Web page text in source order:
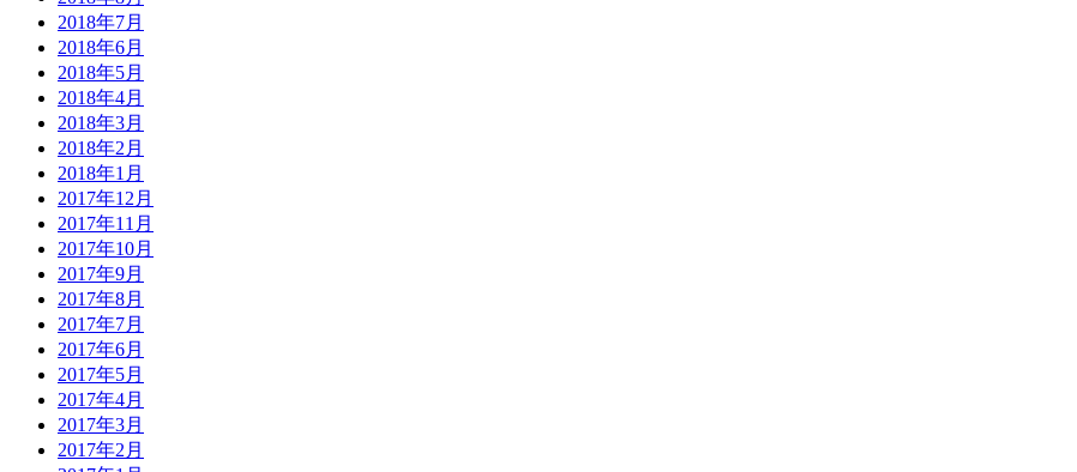
2018年7月
2018年6月
2018年5月
2018年4月
2018年3月
2018年2月
2018年1月
2017年12月
2017年11月
2017年10月
2017年9月
2017年8月
2017年7月
2017年6月
2017年5月
2017年4月
2017年3月
2017年2月